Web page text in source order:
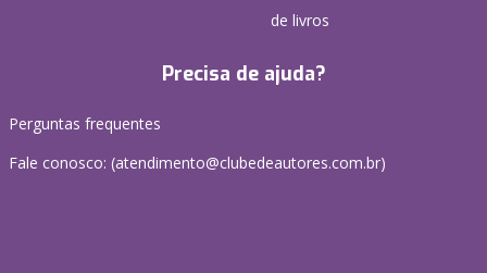
de livros
Precisa de ajuda?
Perguntas frequentes
Fale conosco: (atendimento@clubedeautores.com.br)